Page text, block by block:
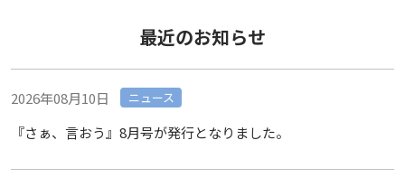
最近のお知らせ
2026年08月10日 ニュース
『さぁ、言おう』8月号が発行となりました。